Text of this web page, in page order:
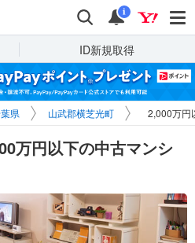
検索 通知
i
ID新規取得
県 山武郡横芝光町 2,000万円
万円以下の中古マンシ